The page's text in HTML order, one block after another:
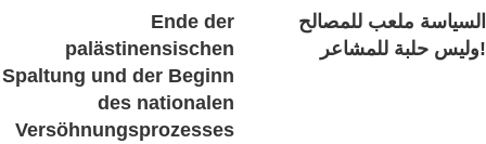
السياسة ملعب للمصالح
وليس حلبة للمشاعر!
Ende der
palästinensischen
Spaltung und der Beginn
des nationalen
Versöhnungsprozesses